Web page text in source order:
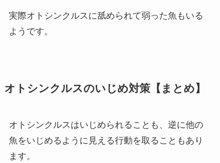
実際オトシンクルスに舐められて弱った魚もいる
ようです。
オトシンクルスのいじめ対策【まとめ】
オトシンクルスはいじめられることも、逆に他の
魚をいじめるように見える行動を取ることもあり
ます。